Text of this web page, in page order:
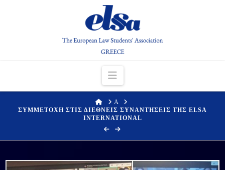
Navigation
HOME
Α
ΣΥΜΜΕΤΟΧΗ ΣΤΙΣ ΔΙΕΘΝΕΙΣ ΣΥΝΑΝΤΗΣΕΙΣ ΤΗΣ ELSA
INTERNATIONAL